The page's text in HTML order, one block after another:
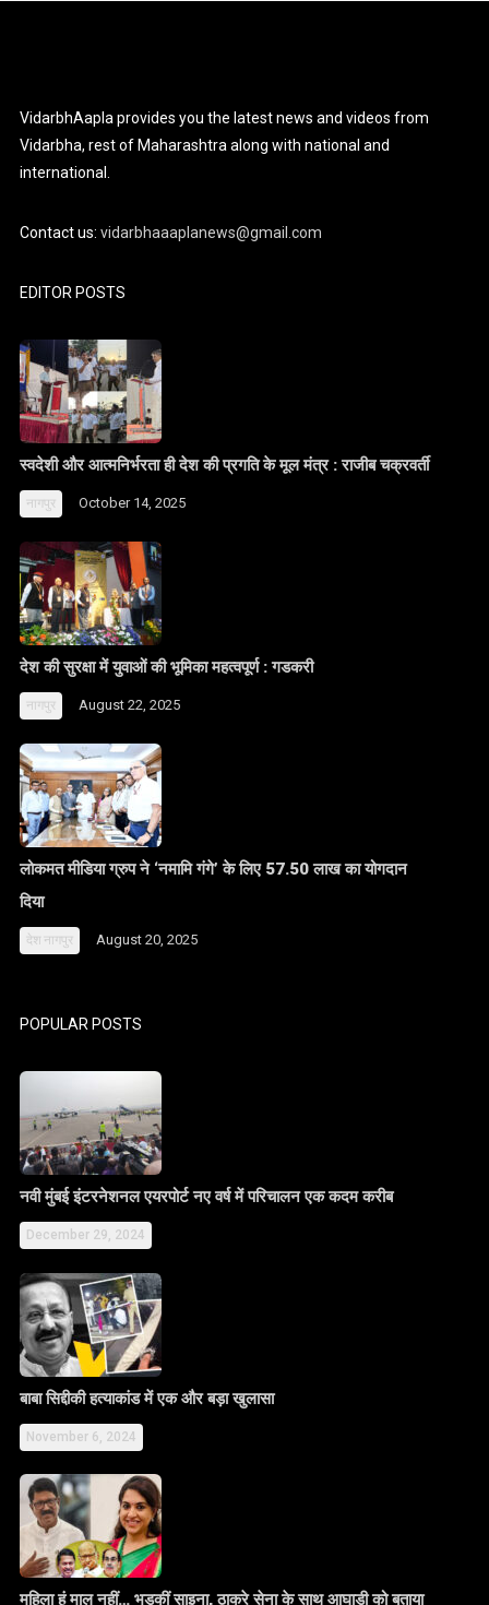
VidarbhAapla provides you the latest news and videos from
Vidarbha, rest of Maharashtra along with national and
international.
Contact us:vidarbhaaaplanews@gmail.com
EDITOR POSTS
स्वदेशी और आत्मनिर्भरता ही देश की प्रगति के मूल मंत्र : राजीब चक्रवर्ती
नागपुर October 14, 2025
देश की सुरक्षा में युवाओं की भूमिका महत्वपूर्ण : गडकरी
नागपुर August 22, 2025
लोकमत मीडिया ग्रुप ने ‘नमामि गंगे’ के लिए 57.50 लाख का योगदान
दिया
देश नागपुर August 20, 2025
POPULAR POSTS
नवी मुंबई इंटरनेशनल एयरपोर्ट नए वर्ष में परिचालन एक कदम करीब
December 29, 2024
बाबा सिद्दीकी हत्याकांड में एक और बड़ा खुलासा
November 6, 2024
महिला हूं माल नहीं… भड़कीं साइना, ठाकरे सेना के साथ आघाड़ी को बताया